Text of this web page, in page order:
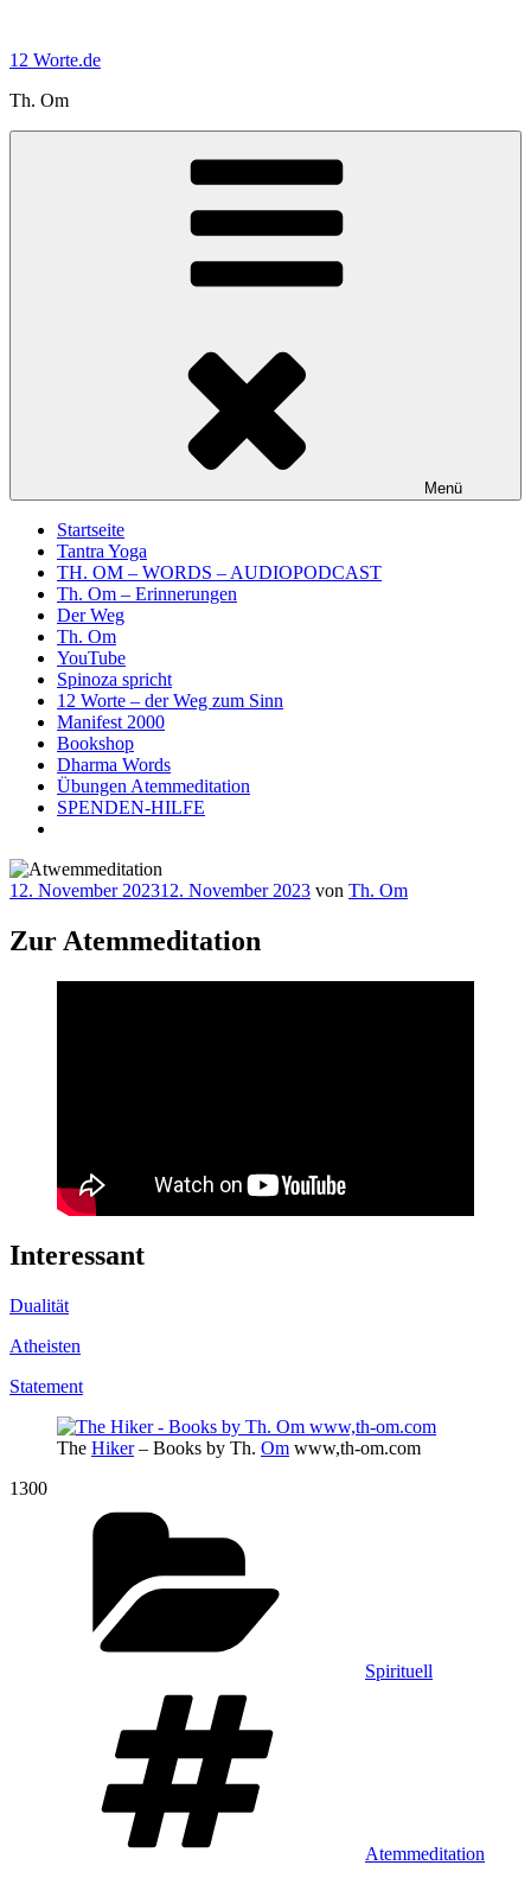
springen
12 Worte.de
Th. Om
Menü
Startseite
Tantra Yoga
TH. OM – WORDS – AUDIOPODCAST
Th. Om – Erinnerungen
Der Weg
Th. Om
YouTube
Spinoza spricht
12 Worte – der Weg zum Sinn
Manifest 2000
Bookshop
Dharma Words
Übungen Atemmeditation
SPENDEN-HILFE
Veröffentlicht
12. November 202312. November 2023 von Th. Om
Zur Atemmeditation
Interessant
Dualität
Atheisten
Statement
The Hiker– Books by Th. Om www,th-om.com
1300
Spirituell
Atemmeditation